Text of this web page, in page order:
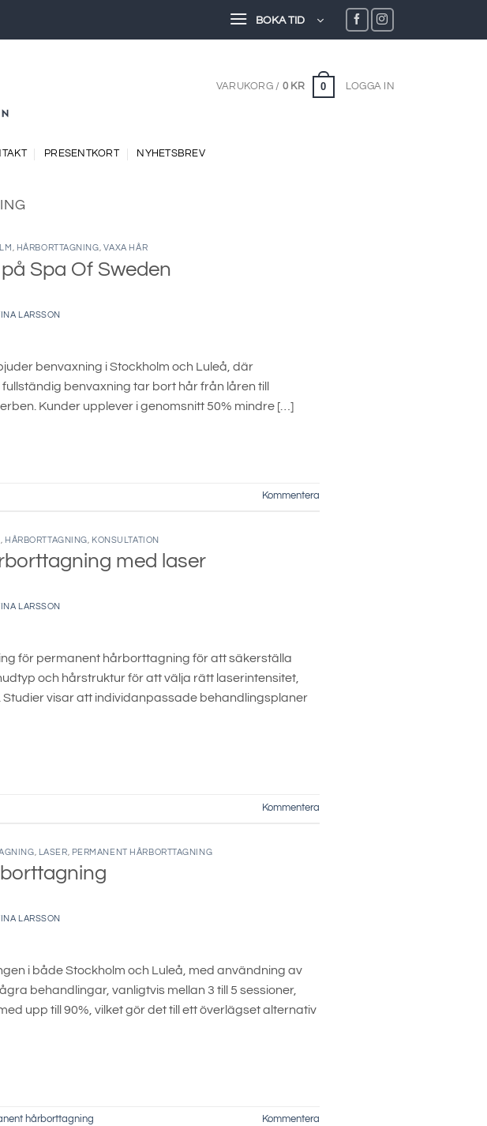
BOKA TID
VARUKORG / 0 KR 0 LOGGA IN
PRESENTKORT NYHETSBREV
HÅRBORTTAGNING VAXA HÅR
Spa Of Sweden
LARSSON
benvaxning i Stockholm och Luleå, där
benvaxning tar bort hår från låren till
Kunder upplever i genomsnitt 50% mindre […]
Kommentera
HÅRBORTTAGNING KONSULTATION
med laser
LARSSON
för permanent hårborttagning för att säkerställa
och hårstruktur för att välja rätt laserintensitet,
visar att individanpassade behandlingsplaner
Kommentera
LASER PERMANENT HÅRBORTTAGNING
LARSSON
i både Stockholm och Luleå, med användning av
behandlingar, vanligtvis mellan 3 till 5 sessioner,
upp till 90%, vilket gör det till ett överlägset alternativ
hårborttagning Kommentera